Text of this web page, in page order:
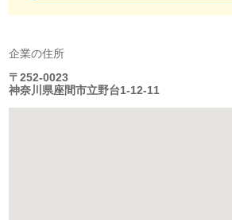
企業の住所
〒252-0023
神奈川県座間市立野台1-12-11